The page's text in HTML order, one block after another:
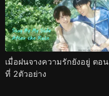
เมื่อฝนจางความรักยังอยู่ ตอน
ที่ 2ตัวอย่าง